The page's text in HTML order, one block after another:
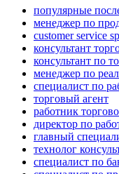
популярные
менеджер по
customer service
консультант
консультант по
менеджер по
специалист по
торговый агент
работник
директор по
главный
технолог
специалист по